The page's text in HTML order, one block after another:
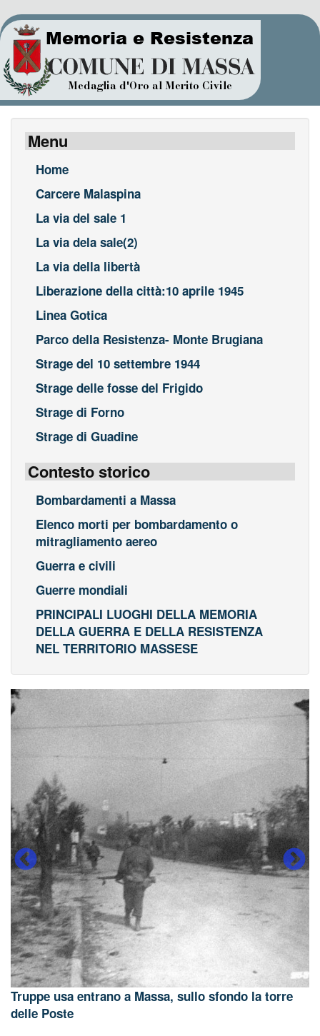
Salta
al
contenuto
principale
Menu
Home
Carcere Malaspina
La via del sale 1
La via dela sale(2)
La via della libertà
Liberazione della città:10 aprile 1945
Linea Gotica
Parco della Resistenza- Monte Brugiana
Strage del 10 settembre 1944
Strage delle fosse del Frigido
Strage di Forno
Strage di Guadine
Contesto storico
Bombardamenti a Massa
Elenco morti per bombardamento o
mitragliamento aereo
Guerra e civili
Guerre mondiali
PRINCIPALI LUOGHI DELLA MEMORIA
DELLA GUERRA E DELLA RESISTENZA
NEL TERRITORIO MASSESE
Truppe usa entrano a Massa, sullo sfondo la torre
delle Poste